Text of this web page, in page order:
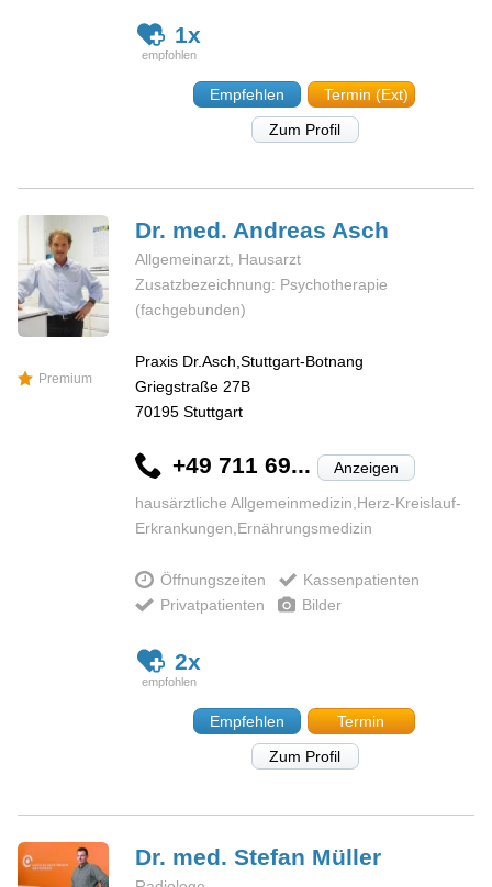
1x
Empfehlen
Termin (Ext)
Zum Profil
Premium
Dr. med. Andreas Asch
Allgemeinarzt, Hausarzt
Zusatzbezeichnung: Psychotherapie
(fachgebunden)
Praxis Dr.Asch,Stuttgart-Botnang
Griegstraße 27B
70195 Stuttgart
+49 711 69... Anzeigen
hausärztliche Allgemeinmedizin,Herz-Kreislauf-
Erkrankungen,Ernährungsmedizin
Öffnungszeiten
Kassenpatienten
Privatpatienten
Bilder
2x
Empfehlen
Termin
Zum Profil
Dr. med. Stefan Müller